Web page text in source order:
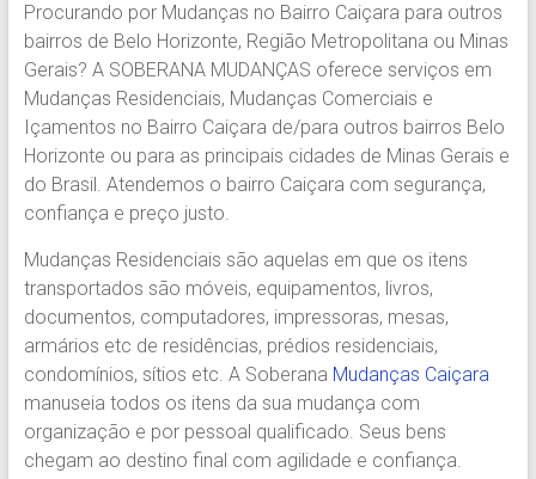
em
Içamentos
em
BH
e
Região.
Segurança,
Agilidade
Confiança.
31.2510-
Içamento
Procurando por Mudanças no Bairro Caiçara para outros
bairros de Belo Horizonte, Região Metropolitana ou Minas
Gerais? A SOBERANA MUDANÇAS oferece serviços em
Mudanças Residenciais, Mudanças Comerciais e
Içamentos no Bairro Caiçara de/para outros bairros Belo
Horizonte ou para as principais cidades de Minas Gerais e
do Brasil. Atendemos o bairro Caiçara com segurança,
confiança e preço justo.
Mudanças Residenciais são aquelas em que os itens
transportados são móveis, equipamentos, livros,
documentos, computadores, impressoras, mesas,
armários etc de residências, prédios residenciais,
condomínios, sítios etc. A Soberana Mudanças Caiçara
manuseia todos os itens da sua mudança com
organização e por pessoal qualificado. Seus bens
chegam ao destino final com agilidade e confiança.